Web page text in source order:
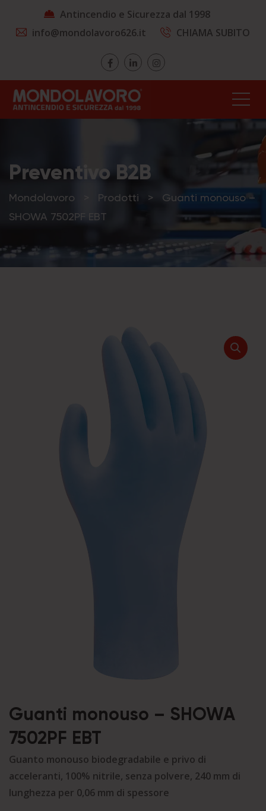
Antincendio e Sicurezza dal 1998
info@mondolavoro626.it
CHIAMA SUBITO
Preventivo B2B
Mondolavoro Prodotti >
Guanti monouso –
SHOWA 7502PF EBT
Guanti monouso – SHOWA
7502PF EBT
Guanto monouso biodegradabile e privo di
acceleranti, 100% nitrile, senza polvere, 240 mm di
lunghezza per 0,06 mm di spessore